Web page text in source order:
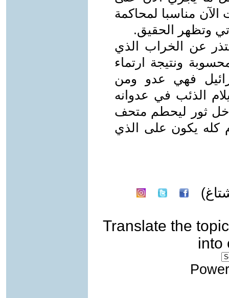
مناسبا لمحاكمة
وتظهر الحقيق.
عن الخراب الذي
ونتيجة ارتماء
فهي عدو ومن
الذئب في عدوانه
ثور ليحطم متحف
كله يكون على الذي
Translate the topic
into